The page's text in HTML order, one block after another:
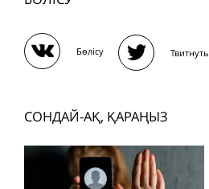
Бөлісу Твитнуть
СОНДАЙ-АҚ, ҚАРАҢЫЗ